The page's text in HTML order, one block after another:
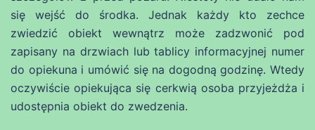
się wejść do środka. Jednak każdy kto zechce
zwiedzić obiekt wewnątrz może zadzwonić pod
zapisany na drzwiach lub tablicy informacyjnej numer
do opiekuna i umówić się na dogodną godzinę. Wtedy
oczywiście opiekująca się cerkwią osoba przyjeżdża i
udostępnia obiekt do zwedzenia.